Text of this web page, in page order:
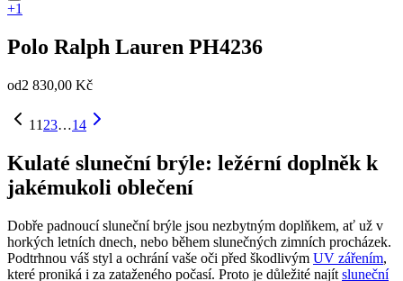
+1
Polo Ralph Lauren PH4236
od2 830,00 Kč
1 1 23…14
Kulaté sluneční brýle: ležérní doplněk k
jakémukoli oblečení
Dobře padnoucí sluneční brýle jsou nezbytným doplňkem, ať už v
horkých letních dnech, nebo během slunečných zimních procházek.
Podtrhnou váš styl a ochrání vaše oči před škodlivým UV zářením,
které proniká i za zataženého počasí. Proto je důležité najít sluneční